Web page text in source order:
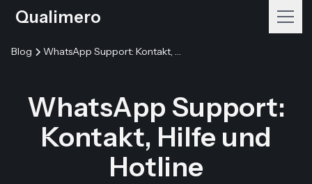
Qualimero
Blog WhatsApp Support: Kontakt, Hilfe und Hotline
WhatsApp Support:
Kontakt, Hilfe und
Hotline